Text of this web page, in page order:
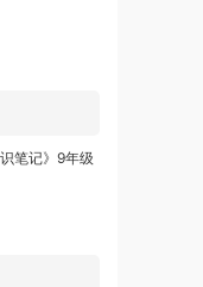
笔记》9年级